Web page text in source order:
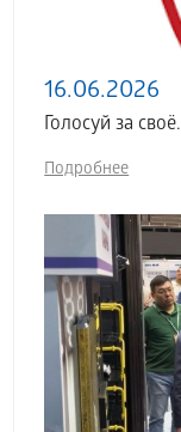
16.06.2026
Голосуй за своё.
Подробнее